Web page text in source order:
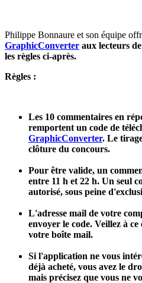
Philippe Bonnaure et son équipe
GraphicConverter aux lecteurs
les règles ci-après.
Règles :
Les 10 commentaires en
remportent un code de
GraphicConverter. Le
clôture du concours.
Pour être valide, un
entre 11 h et 22 h. Un seul
autorisé, sous peine
L'adresse mail de votre
envoyer le code. Veillez à
votre boîte mail.
Si l'application ne vous
déjà acheté, vous avez le
mais précisez que vous ne